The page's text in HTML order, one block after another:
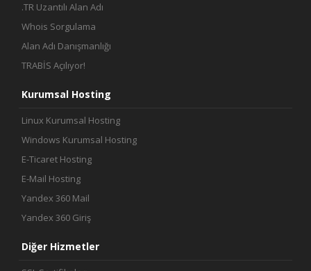
.TR Uzantılı Alan Adı
Whois Sorgulama
Alan Adı Danışmanlığı
TRABİS Açılıyor!
Kurumsal Hosting
Linux Kurumsal Hosting
Windows Kurumsal Hosting
E-Ticaret Hosting
E-Mail Hosting
Yandex 360 Mail
Yandex 360 Giriş
Diğer Hizmetler